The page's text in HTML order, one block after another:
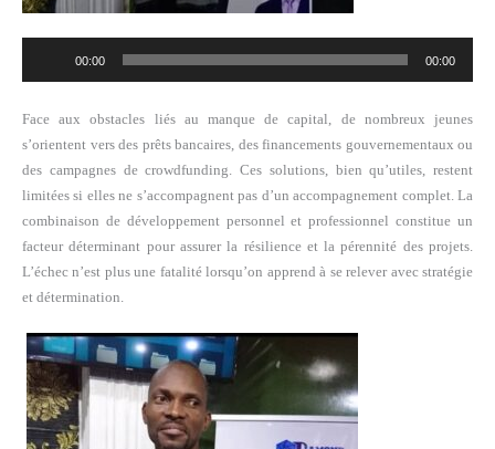
00:00 00:00
Face aux obstacles liés au manque de capital, de nombreux jeunes
s’orientent vers des prêts bancaires, des financements gouvernementaux ou
des campagnes de crowdfunding. Ces solutions, bien qu’utiles, restent
limitées si elles ne s’accompagnent pas d’un accompagnement complet. La
combinaison de développement personnel et professionnel constitue un
facteur déterminant pour assurer la résilience et la pérennité des projets.
L’échec n’est plus une fatalité lorsqu’on apprend à se relever avec stratégie
et détermination.